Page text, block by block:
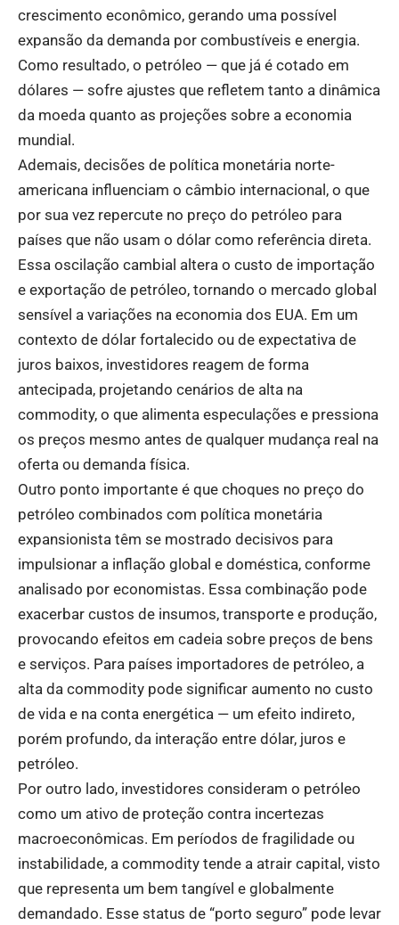
crescimento econômico, gerando uma possível
expansão da demanda por combustíveis e energia.
Como resultado, o petróleo — que já é cotado em
dólares — sofre ajustes que refletem tanto a dinâmica
da moeda quanto as projeções sobre a economia
mundial.
Ademais, decisões de política monetária norte-
americana influenciam o câmbio internacional, o que
por sua vez repercute no preço do petróleo para
países que não usam o dólar como referência direta.
Essa oscilação cambial altera o custo de importação
e exportação de petróleo, tornando o mercado global
sensível a variações na economia dos EUA. Em um
contexto de dólar fortalecido ou de expectativa de
juros baixos, investidores reagem de forma
antecipada, projetando cenários de alta na
commodity, o que alimenta especulações e pressiona
os preços mesmo antes de qualquer mudança real na
oferta ou demanda física.
Outro ponto importante é que choques no preço do
petróleo combinados com política monetária
expansionista têm se mostrado decisivos para
impulsionar a inflação global e doméstica, conforme
analisado por economistas. Essa combinação pode
exacerbar custos de insumos, transporte e produção,
provocando efeitos em cadeia sobre preços de bens
e serviços. Para países importadores de petróleo, a
alta da commodity pode significar aumento no custo
de vida e na conta energética — um efeito indireto,
porém profundo, da interação entre dólar, juros e
petróleo.
Por outro lado, investidores consideram o petróleo
como um ativo de proteção contra incertezas
macroeconômicas. Em períodos de fragilidade ou
instabilidade, a commodity tende a atrair capital, visto
que representa um bem tangível e globalmente
demandado. Esse status de “porto seguro” pode levar